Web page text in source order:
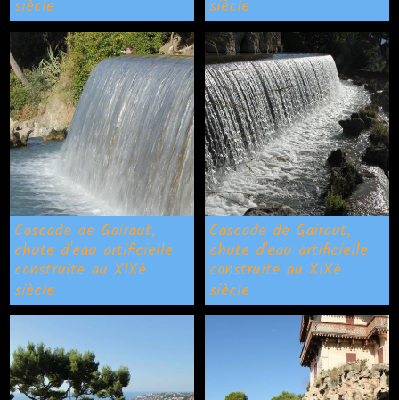
siècle siècle
Cascade de Gairaut,
chute d'eau artificielle
construite au XIXè
siècle
Cascade de Gairaut,
chute d'eau artificielle
construite au XIXè
siècle